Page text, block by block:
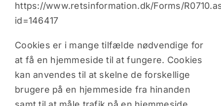
https://www.retsinformation.dk/Forms/
id=146417
Cookies er i mange tilfælde nødvendige for
at få en hjemmeside til at fungere. Cookies
kan anvendes til at skelne de forskellige
brugere på en hjemmeside fra hinanden